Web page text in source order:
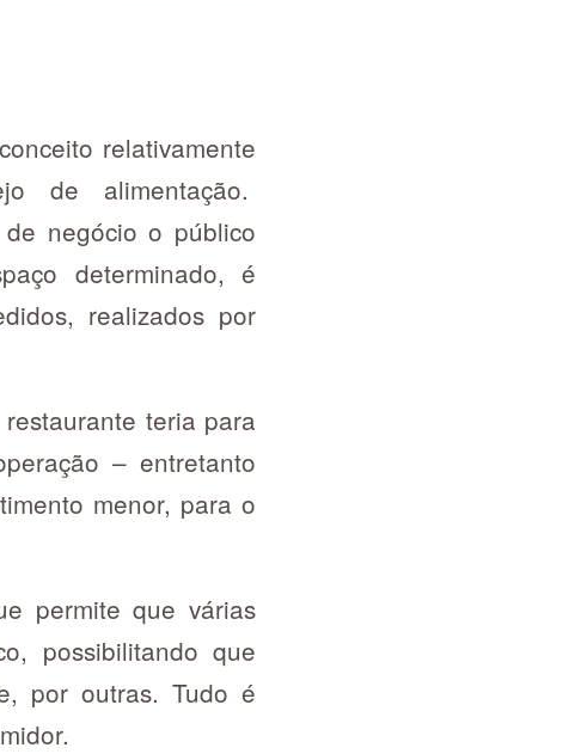
relativamente
de alimentação.
negócio o público
determinado, é
realizados por
teria para
– entretanto
menor, para o
permite que várias
possibilitando que
por outras. Tudo é